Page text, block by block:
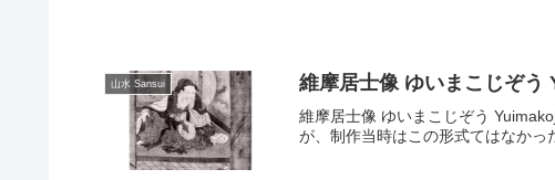
山水 Sansui 維摩居士像 ゆいまこじぞ
維摩居士像 ゆいまこじぞう
が、制作当時はこの形式てはなかっ